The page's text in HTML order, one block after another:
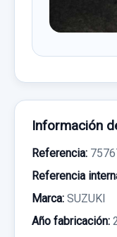
Información
Referencia:
Referencia
Marca: SUZUKI
Año fabricación: